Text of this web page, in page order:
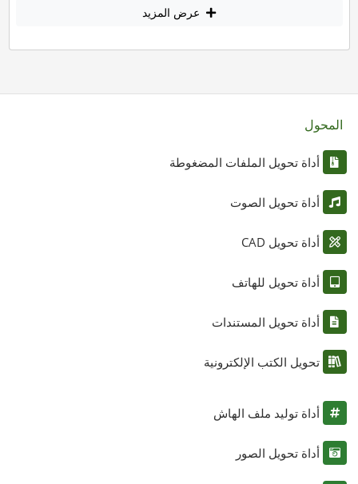
عرض المزيد
المحول
أداة تحويل الملفات المضغوطة
أداة تحويل الصوت
أداة تحويل CAD
أداة تحويل للهاتف
أداة تحويل المستندات
تحويل الكتب الإلكترونية
أداة توليد ملف الهاش
أداة تحويل الصور